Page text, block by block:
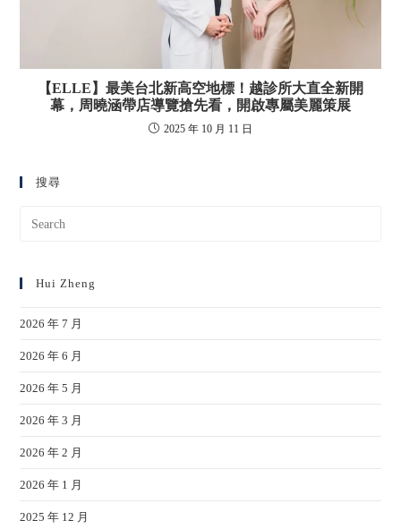
【ELLE】最美台北新高空地標！越診所⼤直全新開
幕，周曉涵帶店導覽搶先看，開啟專屬美麗策展
2025 年 10 月 11 日
搜尋
Hui Zheng
2026 年 7 月
2026 年 6 月
2026 年 5 月
2026 年 3 月
2026 年 2 月
2026 年 1 月
2025 年 12 月